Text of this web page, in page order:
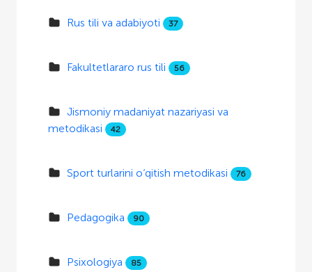
Rus tili va adabiyoti 37
Fakultetlararo rus tili 56
Jismoniy madaniyat nazariyasi va
metodikasi
42
Sport turlarini o‘qitish metodikasi 76
Pedagogika 90
Psixologiya 85